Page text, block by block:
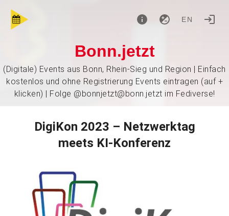
EN
Bonn.jetzt
(Digitale) Events aus Bonn, Rhein-Sieg und Region | Einfach
kostenlos und ohne Registrierung Events eintragen (auf +
klicken) | Folge @bonnjetzt@bonn.jetzt im Fediverse!
Di­gi­Kon 2023 – Netz­werk­tag
meets KI-Kon­fe­renz